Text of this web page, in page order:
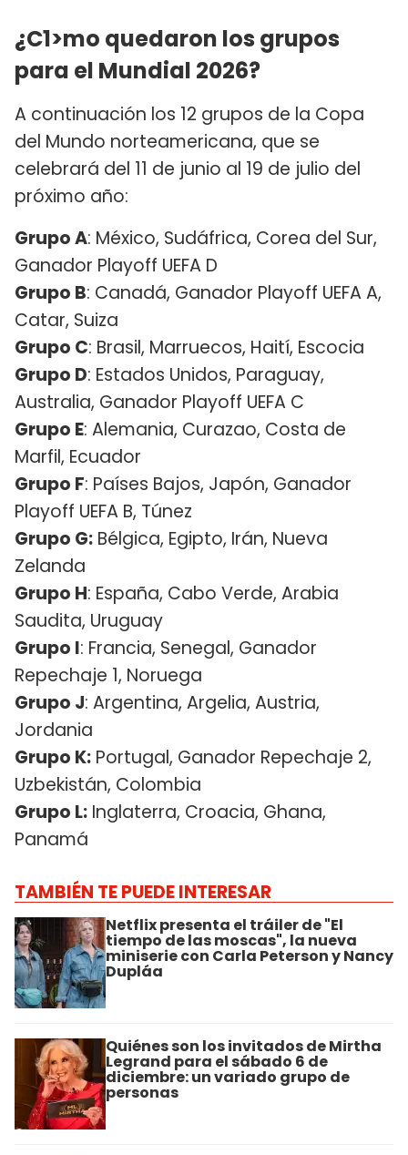
¿C1>mo quedaron los grupos
para el Mundial 2026?
A continuación los 12 grupos de la Copa
del Mundo norteamericana, que se
celebrará del 11 de junio al 19 de julio del
próximo año:
Grupo A: México, Sudáfrica, Corea del Sur,
Ganador Playoff UEFA D
Grupo B: Canadá, Ganador Playoff UEFA A,
Catar, Suiza
Grupo C: Brasil, Marruecos, Haití, Escocia
Grupo D: Estados Unidos, Paraguay,
Australia, Ganador Playoff UEFA C
Grupo E: Alemania, Curazao, Costa de
Marfil, Ecuador
Grupo F: Países Bajos, Japón, Ganador
Playoff UEFA B, Túnez
Grupo G: Bélgica, Egipto, Irán, Nueva
Zelanda
Grupo H: España, Cabo Verde, Arabia
Saudita, Uruguay
Grupo I: Francia, Senegal, Ganador
Repechaje 1, Noruega
Grupo J: Argentina, Argelia, Austria,
Jordania
Grupo K: Portugal, Ganador Repechaje 2,
Uzbekistán, Colombia
Grupo L: Inglaterra, Croacia, Ghana,
Panamá
TAMBIÉN TE PUEDE INTERESAR
Netflix presenta el tráiler de "El
tiempo de las moscas", la nueva
miniserie con Carla Peterson y Nancy
Dupláa
Quiénes son los invitados de Mirtha
Legrand para el sábado 6 de
diciembre: un variado grupo de
personas